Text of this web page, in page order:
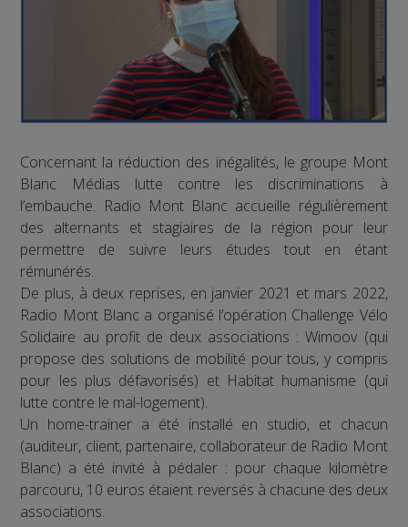
Concernant la réduction des inégalités, le groupe Mont
Blanc Médias lutte contre les discriminations à
l’embauche. Radio Mont Blanc accueille régulièrement
des alternants et stagiaires de la région pour leur
permettre de suivre leurs études tout en étant
rémunérés.
De plus, à deux reprises, en janvier 2021 et mars 2022,
Radio Mont Blanc a organisé l’opération Challenge Vélo
Solidaire au profit de deux associations : Wimoov (qui
propose des solutions de mobilité pour tous, y compris
pour les plus défavorisés) et Habitat humanisme (qui
lutte contre le mal-logement).
Un home-trainer a été installé en studio, et chacun
(auditeur, client, partenaire, collaborateur de Radio Mont
Blanc) a été invité à pédaler : pour chaque kilomètre
parcouru, 10 euros étaient reversés à chacune des deux
associations.